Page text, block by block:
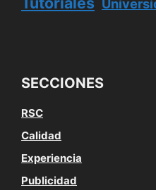
SECCIONES
RSC
Calidad
Experiencia
Publicidad